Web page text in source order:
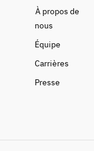
À propos de
nous
Équipe
Carrières
Presse